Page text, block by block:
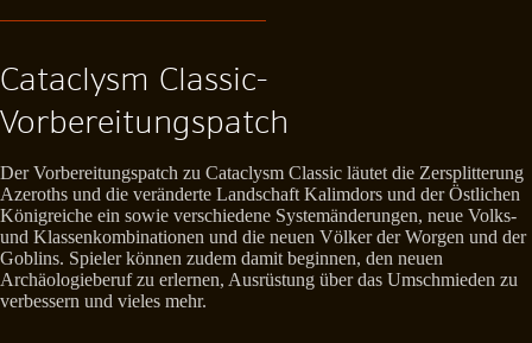
Cataclysm Classic-
Vorbereitungspatch
Der Vorbereitungspatch zu Cataclysm Classic läutet die Zersplitterung
Azeroths und die veränderte Landschaft Kalimdors und der Östlichen
Königreiche ein sowie verschiedene Systemänderungen, neue Volks-
und Klassenkombinationen und die neuen Völker der Worgen und der
Goblins. Spieler können zudem damit beginnen, den neuen
Archäologieberuf zu erlernen, Ausrüstung über das Umschmieden zu
verbessern und vieles mehr.